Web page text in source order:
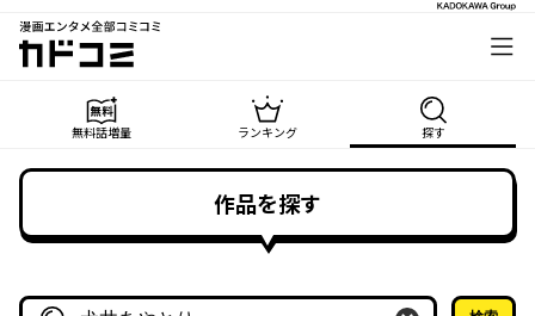
漫画エンタメ全部コミコミ
カドコミ
無料話増量 ランキング 探す
作品を探す